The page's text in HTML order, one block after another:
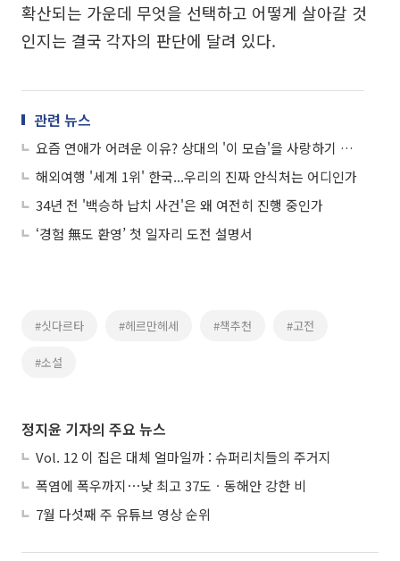
확산되는 가운데 무엇을 선택하고 어떻게 살아갈 것
인지는 결국 각자의 판단에 달려 있다.
관련 뉴스
요즘 연애가 어려운 이유? 상대의 '이 모습'을 사랑하기 때문
해외여행 '세계 1위' 한국...우리의 진짜 안식처는 어디인가
34년 전 '백승하 납치 사건'은 왜 여전히 진행 중인가
‘경험 無도 환영’ 첫 일자리 도전 설명서
#싯다르타 #헤르만헤세 #책추천 #고전
#소설
정지윤 기자의 주요 뉴스
Vol. 12 이 집은 대체 얼마일까 : 슈퍼리치들의 주거지
폭염에 폭우까지⋯낮 최고 37도ㆍ동해안 강한 비
7월 다섯째 주 유튜브 영상 순위